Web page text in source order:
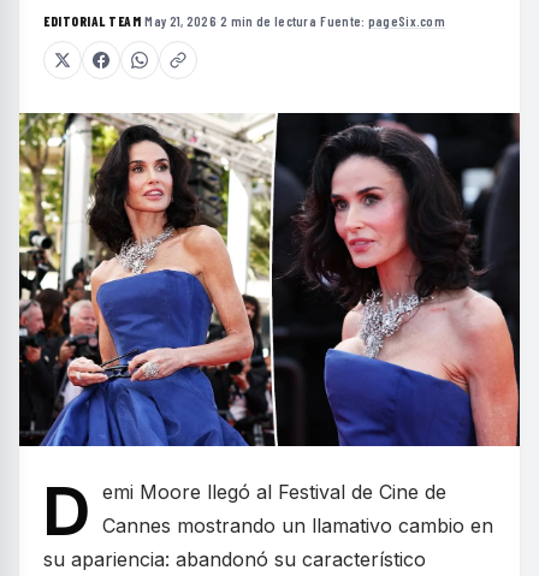
EDITORIAL TEAM·May 21, 2026·2 min de lectura·Fuente: pageSix.com
D emi Moore llegó al Festival de Cine de
Cannes mostrando un llamativo cambio en
su apariencia: abandonó su característico